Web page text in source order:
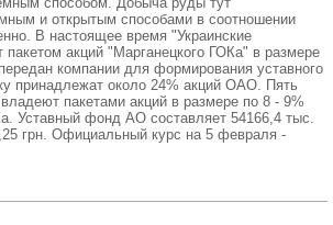
и открытым способами в соотношении
В настоящее время "Украинские
акций "Марганецкого ГОКа" в размере
компании для формирования уставного
принадлежат около 24% акций ОАО. Пять
пакетами акций в размере по 8 - 9%
Уставный фонд АО составляет 54166,4 тыс.
грн. Официальный курс на 5 февраля -